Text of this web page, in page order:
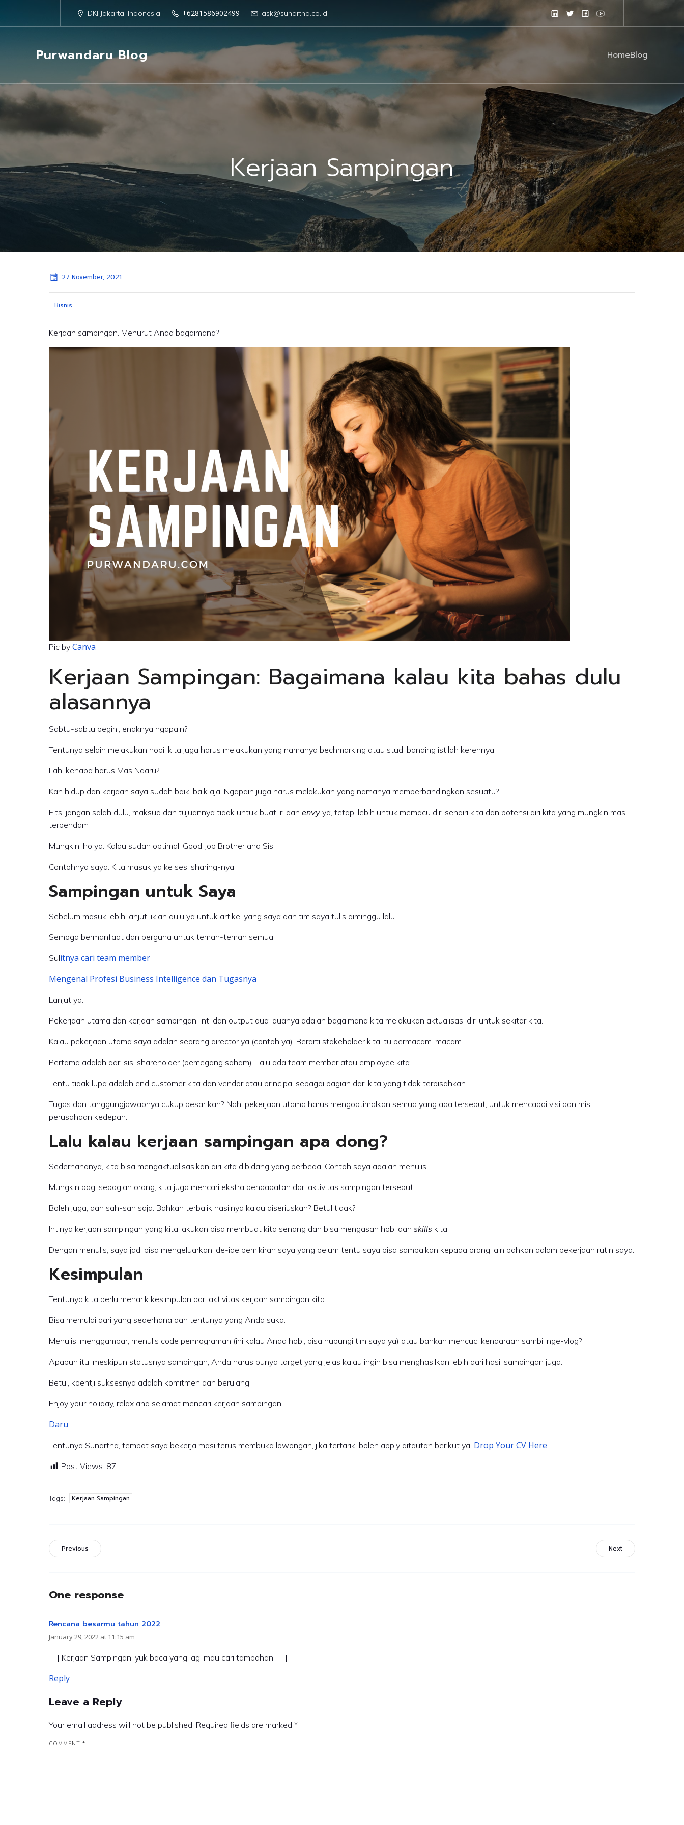
DKI Jakarta, Indonesia +6281586902499 ask@sunartha.co.id
Purwandaru Blog HomeBlog
Kerjaan Sampingan
27 November, 2021
Bisnis
Kerjaan sampingan. Menurut Anda bagaimana?
Pic by Canva
Kerjaan Sampingan: Bagaimana kalau kita bahas dulu
alasannya
Sabtu-sabtu begini, enaknya ngapain?
Tentunya selain melakukan hobi, kita juga harus melakukan yang namanya bechmarking atau studi banding istilah kerennya.
Lah, kenapa harus Mas Ndaru?
Kan hidup dan kerjaan saya sudah baik-baik aja. Ngapain juga harus melakukan yang namanya memperbandingkan sesuatu?
Eits, jangan salah dulu, maksud dan tujuannya tidak untuk buat iri dan envy ya, tetapi lebih untuk memacu diri sendiri kita dan potensi diri kita yang mungkin masi
terpendam
Mungkin lho ya. Kalau sudah optimal, Good Job Brother and Sis.
Contohnya saya. Kita masuk ya ke sesi sharing-nya.
Sampingan untuk Saya
Sebelum masuk lebih lanjut, iklan dulu ya untuk artikel yang saya dan tim saya tulis diminggu lalu.
Semoga bermanfaat dan berguna untuk teman-teman semua.
Sulitnya cari team member
Mengenal Profesi Business Intelligence dan Tugasnya
Lanjut ya.
Pekerjaan utama dan kerjaan sampingan. Inti dan output dua-duanya adalah bagaimana kita melakukan aktualisasi diri untuk sekitar kita.
Kalau pekerjaan utama saya adalah seorang director ya (contoh ya). Berarti stakeholder kita itu bermacam-macam.
Pertama adalah dari sisi shareholder (pemegang saham). Lalu ada team member atau employee kita.
Tentu tidak lupa adalah end customer kita dan vendor atau principal sebagai bagian dari kita yang tidak terpisahkan.
Tugas dan tanggungjawabnya cukup besar kan? Nah, pekerjaan utama harus mengoptimalkan semua yang ada tersebut, untuk mencapai visi dan misi
perusahaan kedepan.
Lalu kalau kerjaan sampingan apa dong?
Sederhananya, kita bisa mengaktualisasikan diri kita dibidang yang berbeda. Contoh saya adalah menulis.
Mungkin bagi sebagian orang, kita juga mencari ekstra pendapatan dari aktivitas sampingan tersebut.
Boleh juga, dan sah-sah saja. Bahkan terbalik hasilnya kalau diseriuskan? Betul tidak?
Intinya kerjaan sampingan yang kita lakukan bisa membuat kita senang dan bisa mengasah hobi dan skills kita.
Dengan menulis, saya jadi bisa mengeluarkan ide-ide pemikiran saya yang belum tentu saya bisa sampaikan kepada orang lain bahkan dalam pekerjaan rutin saya.
Kesimpulan
Tentunya kita perlu menarik kesimpulan dari aktivitas kerjaan sampingan kita.
Bisa memulai dari yang sederhana dan tentunya yang Anda suka.
Menulis, menggambar, menulis code pemrograman (ini kalau Anda hobi, bisa hubungi tim saya ya) atau bahkan mencuci kendaraan sambil nge-vlog?
Apapun itu, meskipun statusnya sampingan, Anda harus punya target yang jelas kalau ingin bisa menghasilkan lebih dari hasil sampingan juga.
Betul, koentji suksesnya adalah komitmen dan berulang.
Enjoy your holiday, relax and selamat mencari kerjaan sampingan.
Daru
Tentunya Sunartha, tempat saya bekerja masi terus membuka lowongan, jika tertarik, boleh apply ditautan berikut ya: Drop Your CV Here
Post Views: 87
Tags: Kerjaan Sampingan
Previous Next
One response
Rencana besarmu tahun 2022
January 29, 2022 at 11:15 am
[…] Kerjaan Sampingan, yuk baca yang lagi mau cari tambahan. […]
Reply
Leave a Reply
Your email address will not be published. Required fields are marked *
COMMENT *